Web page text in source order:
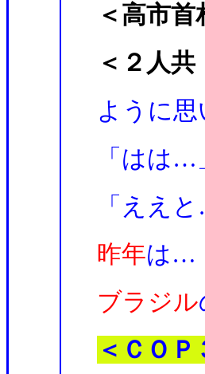
＜高市
＜２人
ように思
「はは…
「ええ
昨年は…
ブラジル
＜ＣＯ